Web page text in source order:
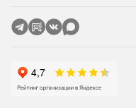
проектировщика. Эта
дополнительные
Платформа nanoCAD в
корпоративный режим